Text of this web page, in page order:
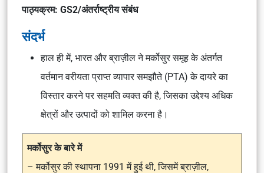
पाठ्यक्रम: GS2/अंतर्राष्ट्रीय संबंध
संदर्भ
हाल ही में, भारत और ब्राज़ील ने मर्कोसुर समूह के अंतर्गत
वर्तमान वरीयता प्राप्त व्यापार समझौते (PTA) के दायरे का
विस्तार करने पर सहमति व्यक्त की है, जिसका उद्देश्य अधिक
क्षेत्रों और उत्पादों को शामिल करना है।
मर्कोसुर के बारे में
– मर्कोसुर की स्थापना 1991 में हुई थी, जिसमें ब्राज़ील,